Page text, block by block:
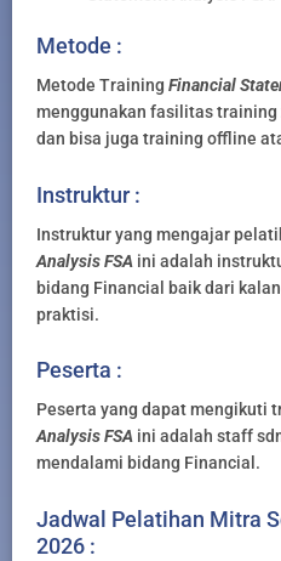
Metode :
Metode Training Financial
menggunakan fasilitas
dan bisa juga training offline
Instruktur :
Instruktur yang mengajar
Analysis FSA ini adalah
bidang Financial baik dari
praktisi.
Peserta :
Peserta yang dapat mengikuti
Analysis FSA ini adalah staff
mendalami bidang Financial.
Jadwal Pelatihan Mitra
2026 :